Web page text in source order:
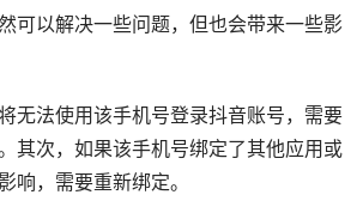
可以解决一些问题，但也会带来一些影
无法使用该手机号登录抖音账号，需要
其次，如果该手机号绑定了其他应用或
响，需要重新绑定。